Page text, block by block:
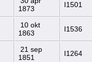
1873
I1501
10 okt
1863
I1536
21 sep
1851
I1264